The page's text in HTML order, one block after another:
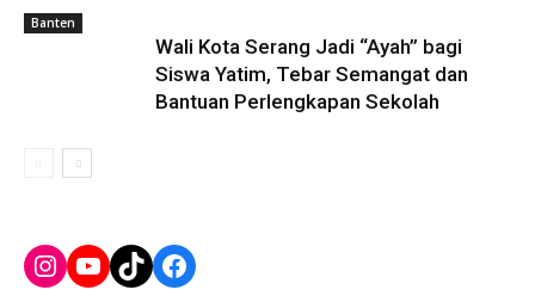
Banten
Wali Kota Serang Jadi “Ayah” bagi
Siswa Yatim, Tebar Semangat dan
Bantuan Perlengkapan Sekolah
Instagram
YouTube
TikTokFacebook